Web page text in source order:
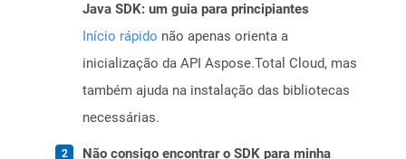
Java SDK: um guia para principiantes
Início rápido não apenas orienta a
inicialização da API Aspose.Total Cloud, mas
também ajuda na instalação das bibliotecas
necessárias.
Não consigo encontrar o SDK para minha